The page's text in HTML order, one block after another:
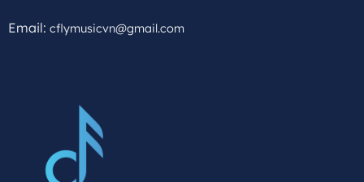
Email: cflymusicvn@gmail.com